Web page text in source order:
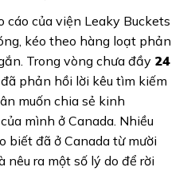
cáo của viện Leaky Buckets
kéo theo hàng loạt phản
Trong vòng chưa đầy 24
đã phản hồi lời kêu tìm kiếm
muốn chia sẻ kinh
mình ở Canada. Nhiều
biết đã ở Canada từ mười
nêu ra một số lý do để rời